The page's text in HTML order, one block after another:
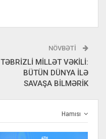
NÖVBƏTI
TƏBRİZLİ MİLLƏT VƏKİLİ:
BÜTÜN DÜNYA İLƏ
SAVAŞA BİLMƏRİK
Hamısı